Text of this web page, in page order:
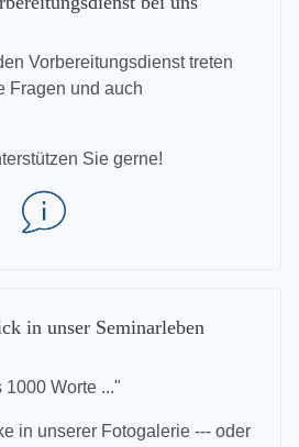
Vorbereitungsdienst treten
Fragen und auch
Sie gerne!
in unser Seminarleben
Worte ..."
in unserer Fotogalerie --- oder